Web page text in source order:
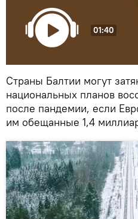
01:40
Страны Балтии могут
национальных планов
после пандемии, если
им обещанные 1,4